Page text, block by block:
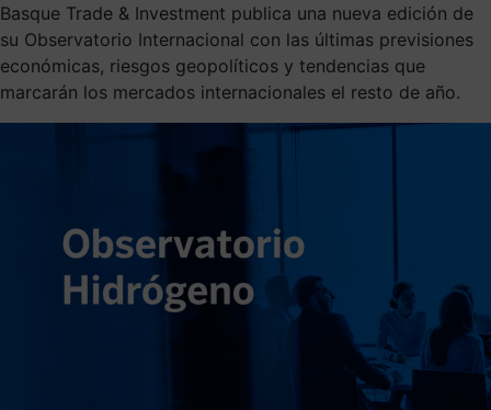
Basque Trade & Investment publica una nueva edición de
su Observatorio Internacional con las últimas previsiones
económicas, riesgos geopolíticos y tendencias que
marcarán los mercados internacionales el resto de año.